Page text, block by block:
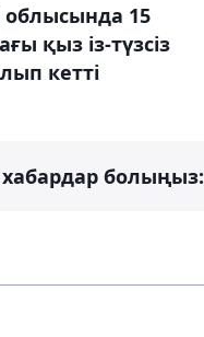
15
қыз із-түзсіз
кетті
болыңыз: